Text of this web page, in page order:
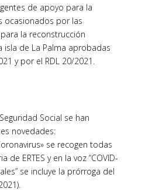
de apoyo para la
ocasionados por las
la reconstrucción
isla de La Palma aprobadas
y por el RDL 20/2021.
Social se han
novedades:
se recogen todas
de ERTES y en la voz “COVID-
se incluye la prórroga del